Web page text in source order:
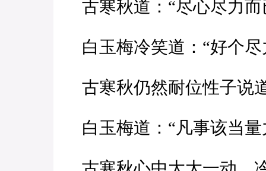
古寒秋道：“尽心尽力而
白玉梅冷笑道：“好个尽
古寒秋仍然耐位性子说
白玉梅道：“凡事该当量